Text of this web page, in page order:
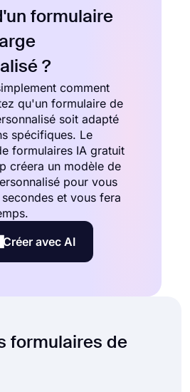
formulaire
?
comment
qu'un formulaire de
soit adapté
spécifiques. Le
formulaires IA gratuit
créera un modèle de
pour vous
et vous fera
Créer avec AI
formulaires de